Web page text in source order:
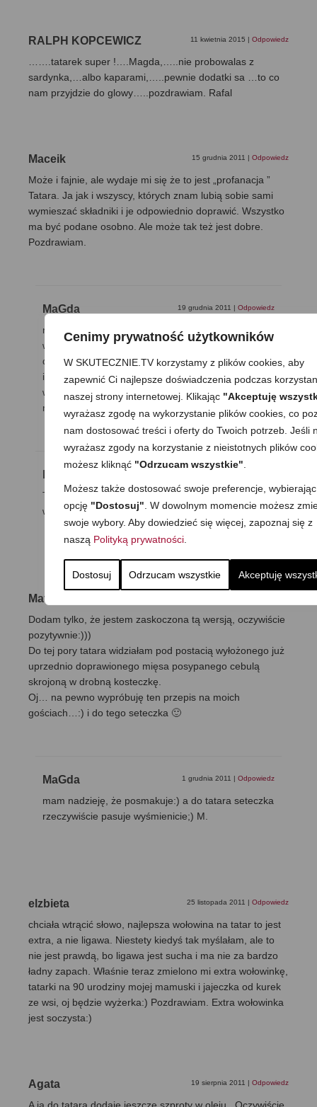
Cenimy prywatność użytkowników
W SKUTECZNIE.TV korzystamy z plików cookies, aby
zapewnić Ci najlepsze doświadczenia podczas
naszej strony internetowej. Klikając "Akceptuję
wyrażasz zgodę na wykorzystanie plików cookies, co
nam dostosować treści i oferty do Twoich potrzeb. Jeśli
wyrażasz zgody na korzystanie z nieistotnych plików
możesz kliknąć "Odrzucam wszystkie"
Możesz także dostosować swoje preferencje, wybierając
opcję "Dostosuj" . W dowolnym momencie możesz
swoje wybory. Aby dowiedzieć się więcej, zapoznaj się z
naszą Polityką prywatności.
Dostosuj Odrzucam wszystkie Akceptuję
RALPH KOPCEWICZ 11 kwietnia 2015 Odpowiedz
…….tatarek super !….Magda,…..nie probowalas z
sardynka,…albo kaparami,…..pewnie dodatki sa …to co
nam przyjdzie do glowy…..pozdrawiam. Rafal
Maceik 15 grudnia 2011 Odpowiedz
Może i fajnie, ale wydaje mi się że to jest „profanacja ”
Tatara. Ja jak i wszyscy, których znam lubią sobie sami
wymieszać składniki i je odpowiednio doprawić. Wszystko
ma być podane osobno. Ale może tak też jest dobre.
Pozdrawiam.
MaGda 19 grudnia 2011 Odpowiedz
no oczywiście, że tak, ale…:) wspominam, że to
wersja domowa, już dostosowana pod smak
domowników oraz stałych gości. na imprezach w
innym składzie podaję składniki osobno, ale
wówczas trudno podać przepis, bo każda wersja
może być inna;) pzdr, M.
To ja też profanuję – podajemy tatar już
wymieszany ;o) Uwielbiam!
Mafik
Dodam tylko, że jestem zaskoczona tą wersją, oczywiście
pozytywnie:)))
Do tej pory tatara widziałam pod postacią wyłożonego już
uprzednio doprawionego mięsa posypanego cebulą
skrojoną w drobną kosteczkę.
Oj… na pewno wypróbuję ten przepis na moich
gościach…:) i do tego seteczka 🙂
MaGda 1 grudnia 2011 Odpowiedz
mam nadzieję, że posmakuje:) a do tatara seteczka
rzeczywiście pasuje wyśmienicie;) M.
elzbieta 25 listopada 2011 Odpowiedz
chciała wtrącić słowo, najlepsza wołowina na tatar to jest
extra, a nie ligawa. Niestety kiedyś tak myślałam, ale to
nie jest prawdą, bo ligawa jest sucha i ma nie za bardzo
ładny zapach. Właśnie teraz zmielono mi extra wołowinkę,
tatarki na 90 urodziny mojej mamuski i jajeczka od kurek
ze wsi, oj będzie wyżerka:) Pozdrawiam. Extra wołowinka
jest soczysta:)
Agata 19 sierpnia 2011 Odpowiedz